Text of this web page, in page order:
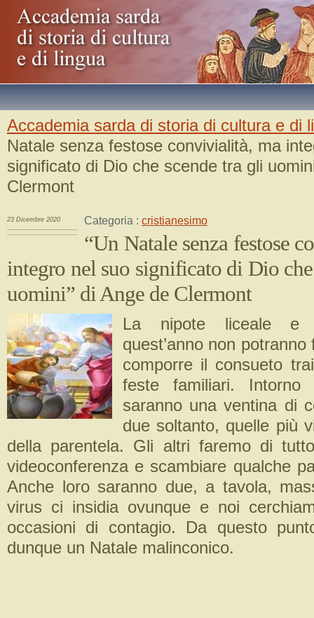
Accademia sarda di storia di cultura e di
Natale senza festose convivialità, ma
significato di Dio che scende tra gli
Clermont
23 Dicembre 2020 Categoria : cristianesimo
“Un Natale senza festose
integro nel suo significato di Dio
uomini” di Ange de Clermont
La nipote liceale e
quest’anno non
comporre il consueto
feste familiari.
saranno una ventina di
due soltanto, quelle più
della parentela. Gli altri faremo di
videoconferenza e scambiare qualche
Anche loro saranno due, a tavola,
virus ci insidia ovunque e noi
occasioni di contagio. Da questo
dunque un Natale malinconico.